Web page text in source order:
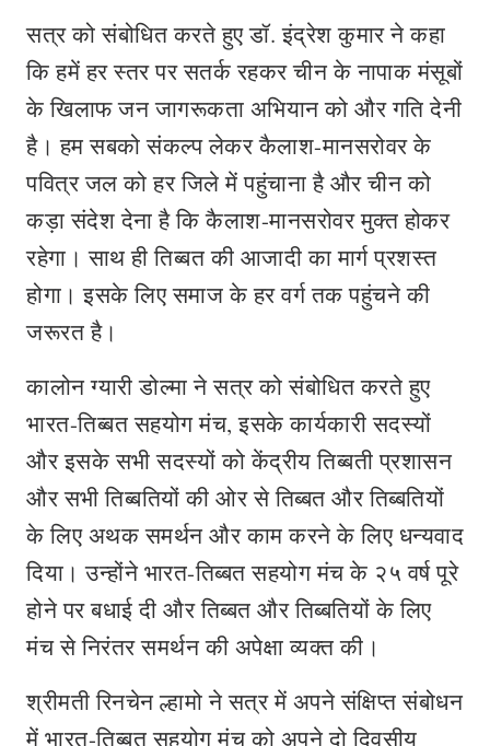
सत्र को संबोधित करते हुए डॉ. इंद्रेश कुमार ने कहा
कि हमें हर स्तर पर सतर्क रहकर चीन के नापाक मंसूबों
के खिलाफ जन जागरूकता अभियान को और गति देनी
है। हम सबको संकल्प लेकर कैलाश-मानसरोवर के
पवित्र जल को हर जिले में पहुंचाना है और चीन को
कड़ा संदेश देना है कि कैलाश-मानसरोवर मुक्त होकर
रहेगा। साथ ही तिब्बत की आजादी का मार्ग प्रशस्त
होगा। इसके लिए समाज के हर वर्ग तक पहुंचने की
जरूरत है।
कालोन ग्यारी डोल्मा ने सत्र को संबोधित करते हुए
भारत-तिब्बत सहयोग मंच, इसके कार्यकारी सदस्यों
और इसके सभी सदस्यों को केंद्रीय तिब्बती प्रशासन
और सभी तिब्बतियों की ओर से तिब्बत और तिब्बतियों
के लिए अथक समर्थन और काम करने के लिए धन्यवाद
दिया। उन्होंने भारत-तिब्बत सहयोग मंच के २५ वर्ष पूरे
होने पर बधाई दी और तिब्बत और तिब्बतियों के लिए
मंच से निरंतर समर्थन की अपेक्षा व्यक्त की।
श्रीमती रिनचेन ल्हामो ने सत्र में अपने संक्षिप्त संबोधन
में भारत-तिब्बत सहयोग मंच को अपने दो दिवसीय